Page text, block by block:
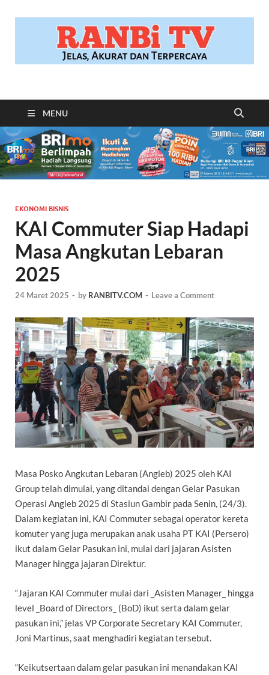
RANBITV.COM
MENU
EKONOMI BISNIS
KAI Commuter Siap Hadapi
Masa Angkutan Lebaran
2025
24 Maret 2025 - by RANBITV.COM - Leave a Comment
Masa Posko Angkutan Lebaran (Angleb) 2025 oleh KAI
Group telah dimulai, yang ditandai dengan Gelar Pasukan
Operasi Angleb 2025 di Stasiun Gambir pada Senin, (24/3).
Dalam kegiatan ini, KAI Commuter sebagai operator kereta
komuter yang juga merupakan anak usaha PT KAI (Persero)
ikut dalam Gelar Pasukan ini, mulai dari jajaran Asisten
Manager hingga jajaran Direktur.
“Jajaran KAI Commuter mulai dari _Asisten Manager_ hingga
level _Board of Directors_ (BoD) ikut serta dalam gelar
pasukan ini,” jelas VP Corporate Secretary KAI Commuter,
Joni Martinus, saat menghadiri kegiatan tersebut.
“Keikutsertaan dalam gelar pasukan ini menandakan KAI